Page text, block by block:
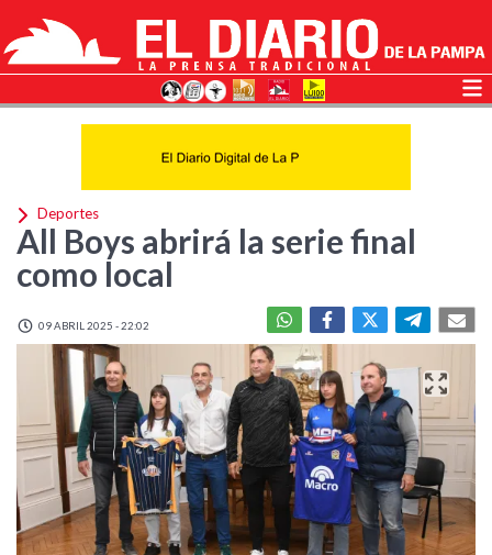
Deportes
All Boys abrirá la serie final
como local
09 ABRIL 2025 - 22:02